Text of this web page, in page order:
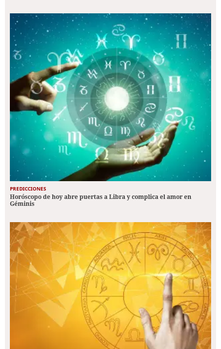
PREDICCIONES
Horóscopo de hoy abre puertas a Libra y complica el amor en
Géminis